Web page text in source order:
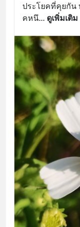
ประโยคที่คุยกัน
คหนึ... ดูเพิ่มเติม